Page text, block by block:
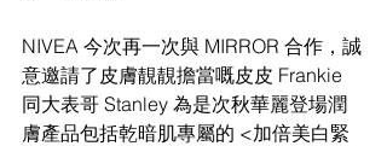
NIVEA 今次再一次與 MIRROR 合作，誠
意邀請了皮膚靚靚擔當嘅皮皮 Frankie
同大表哥 Stanley 為是次秋華麗登場潤
膚產品包括乾暗肌專屬的 <加倍美白緊